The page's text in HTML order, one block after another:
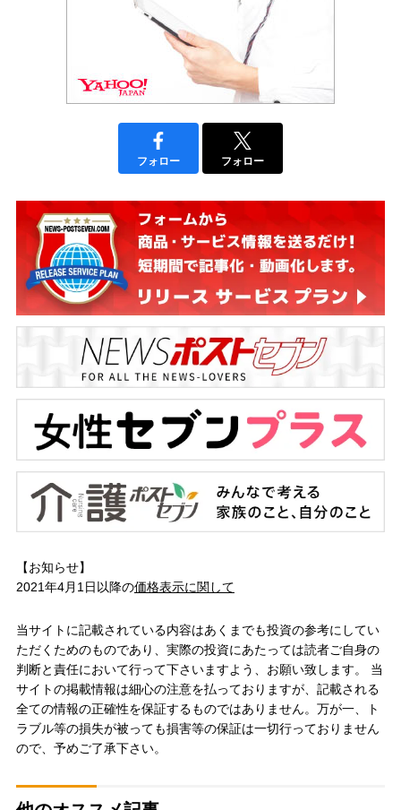
フォロー フォロー
【お知らせ】
2021年4月1日以降の価格表示に関して
当サイトに記載されている内容はあくまでも投資の参考にしてい
ただくためのものであり、実際の投資にあたっては読者ご自身の
判断と責任において行って下さいますよう、お願い致します。 当
サイトの掲載情報は細心の注意を払っておりますが、記載される
全ての情報の正確性を保証するものではありません。万が一、ト
ラブル等の損失が被っても損害等の保証は一切行っておりません
ので、予めご了承下さい。